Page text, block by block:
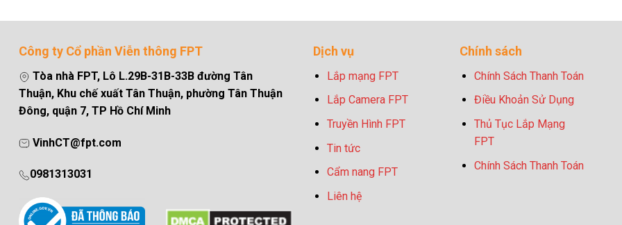
Công ty Cổ phần Viễn thông FPT
Tòa nhà FPT, Lô L.29B-31B-33B đường Tân
Thuận, Khu chế xuất Tân Thuận, phường Tân Thuận
Đông, quận 7, TP Hồ Chí Minh
VinhCT@fpt.com
0981313031
Dịch vụ
Lắp mạng FPT
Lắp Camera FPT
Truyền Hình FPT
Tin tức
Cẩm nang FPT
Liên hệ
Chính sách
Chính Sách Thanh Toán
Điều Khoản Sử Dụng
Thủ Tục Lắp Mạng
FPT
Chính Sách Thanh Toán